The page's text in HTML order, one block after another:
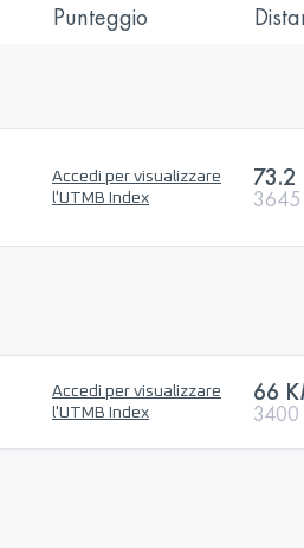
Punteggio
Accedi per visualizzare
l'UTMB Index
73.2
Accedi per visualizzare
l'UTMB Index
66